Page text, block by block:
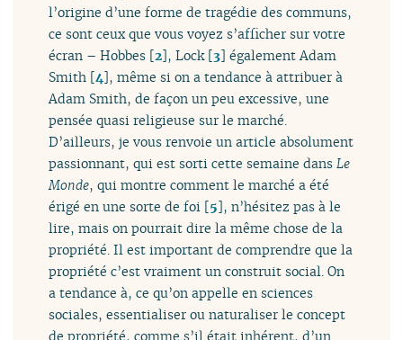
l’origine d’une forme de tragédie des communs,
ce sont ceux que vous voyez s’afficher sur votre
écran – Hobbes [2], Lock[3] également Adam
Smith [4], même si on a tendance à attribuer à
Adam Smith, de façon un peu excessive, une
pensée quasi religieuse sur le marché.
D’ailleurs, je vous renvoie un article absolument
passionnant, qui est sorti cette semaine dansLe
Monde, qui montre comment le marché a été
érigé en une sorte de foi [5], n’hésitez pas à le
lire, mais on pourrait dire la même chose de la
propriété. Il est important de comprendre que la
propriété c’est vraiment un construit social. On
a tendance à, ce qu’on appelle en sciences
sociales, essentialiser ou naturaliser le concept
de propriété, comme s’il était inhérent, d’un